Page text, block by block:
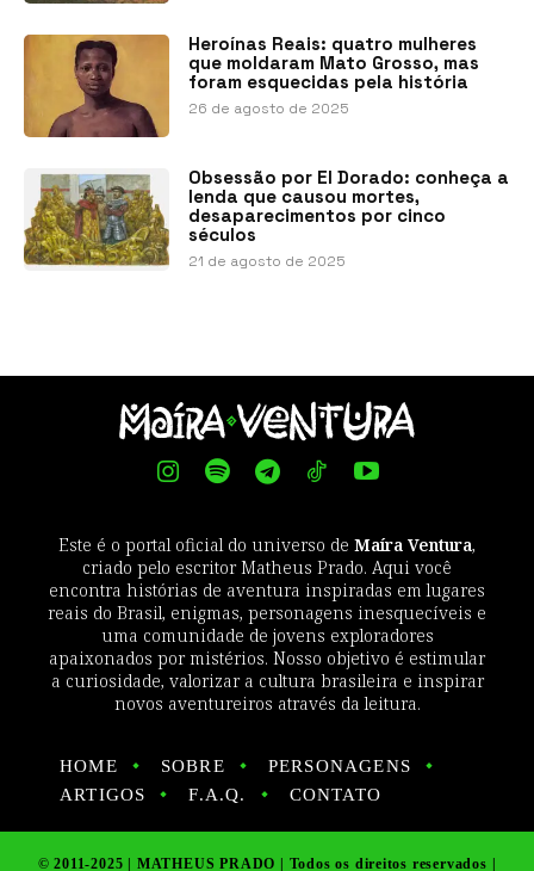
Heroínas Reais: quatro mulheres
que moldaram Mato Grosso, mas
foram esquecidas pela história
26 de agosto de 2025
Obsessão por El Dorado: conheça a
lenda que causou mortes,
desaparecimentos por cinco
séculos
21 de agosto de 2025
Este é o portal oficial do universo de Maíra Ventura,
criado pelo escritor Matheus Prado. Aqui você
encontra histórias de aventura inspiradas em lugares
reais do Brasil, enigmas, personagens inesquecíveis e
uma comunidade de jovens exploradores
apaixonados por mistérios. Nosso objetivo é estimular
a curiosidade, valorizar a cultura brasileira e inspirar
novos aventureiros através da leitura.
HOME SOBRE
PERSONAGENS
ARTIGOS
F.A.Q. CONTATO
© 2011-2025 | MATHEUS PRADO | Todos os direitos reservados |